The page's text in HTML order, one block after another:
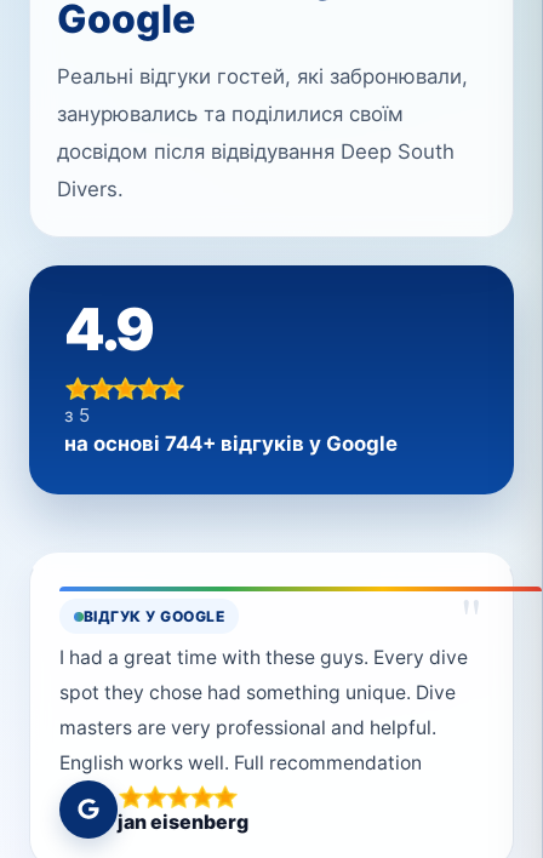
Google
Реальні відгуки гостей, які забронювали,
занурювались та поділилися своїм
досвідом після відвідування Deep South
Divers.
4.9
з 5
на основі 744+ відгуків у Google
ВІДГУК У GOOGLE "
I had a great time with these guys. Every dive
spot they chose had something unique. Dive
masters are very professional and helpful.
English works well. Full recommendation
jan eisenberg